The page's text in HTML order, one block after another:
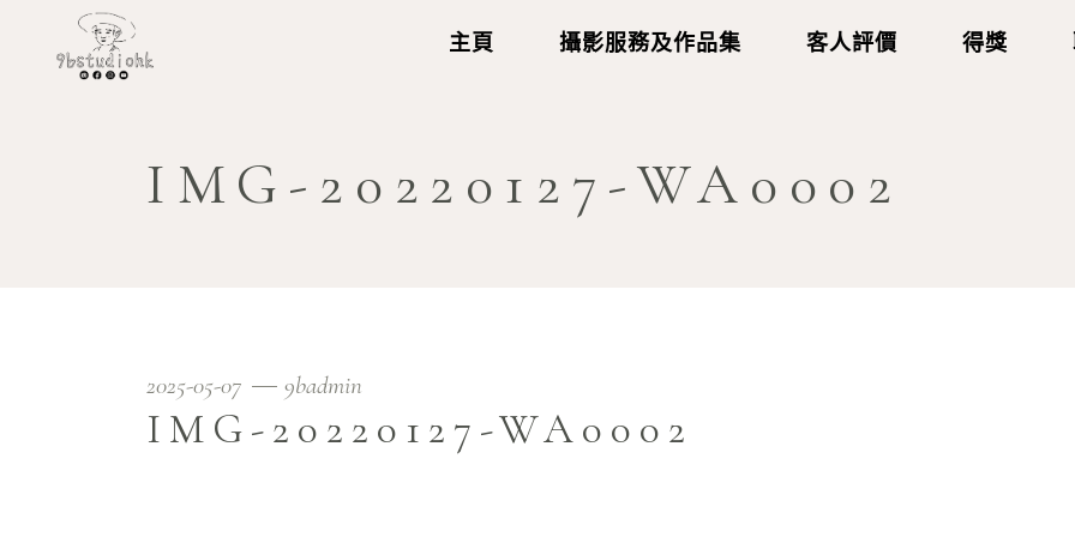
主頁 攝影服務及作品集 客人評價 得獎
IMG-20220127-WA0002
2025-05-07 9badmin
IMG-20220127-WA0002